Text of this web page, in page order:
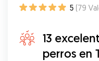
5 (79
13
perros en